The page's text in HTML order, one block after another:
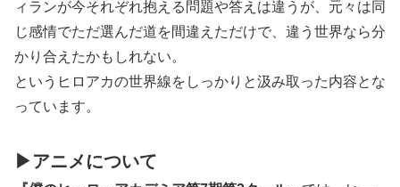
ィランが今それぞれ抱える問題や答えは違うが、元々は同
じ感情でただ選んだ道を間違えただけで、違う世界なら分
かり合えたかもしれない。
というヒロアカの世界線をしっかりと汲み取った内容とな
っています。
▶アニメについて